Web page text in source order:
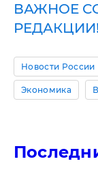
ВАЖНОЕ
Новости России
Экономика